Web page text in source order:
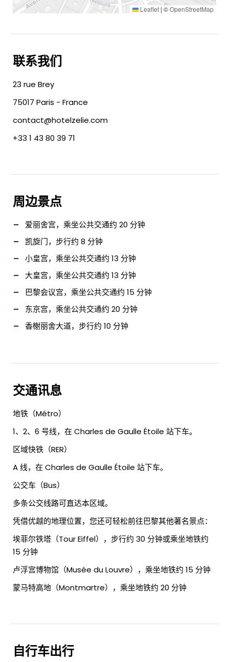
Leaflet | ©OpenStreetMap
联系我们
23 rue Brey
75017 Paris - France
contact@hotelzelie.com
+33 1 43 80 39 71
周边景点
爱丽舍宫，乘坐公共交通约 20 分钟
凯旋门，步行约 8 分钟
小皇宫，乘坐公共交通约 13 分钟
大皇宫，乘坐公共交通约 13 分钟
巴黎会议宫，乘坐公共交通约 15 分钟
东京宫，乘坐公共交通约 20 分钟
香榭丽舍大道，步行约 10 分钟
交通讯息
地铁（Métro）
1、2、6 号线，在 Charles de Gaulle Étoile 站下车。
区域快铁（RER）
A 线，在 Charles de Gaulle Étoile 站下车。
公交车（Bus）
多条公交线路可直达本区域。
凭借优越的地理位置，您还可轻松前往巴黎其他著名景点：
埃菲尔铁塔（Tour Eiffel），步行约 30 分钟或乘坐地铁约
15 分钟
卢浮宫博物馆（Musée du Louvre），乘坐地铁约 15 分钟
蒙马特高地（Montmartre），乘坐地铁约 20 分钟
自行车出行